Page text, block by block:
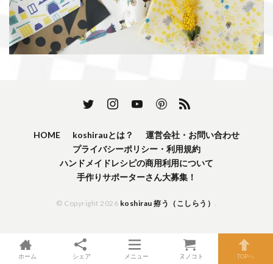
HOME koshirauとは？
運営会社・お問い合わせ
プライバシーポリシー・利用規約
ハンドメイドレシピの商用利用について
手作りサポーターさん大募集！
© Copyright 2026 koshirau 拵う（こしらう）
ホーム シェア メニュー ヌノコト TOPへ